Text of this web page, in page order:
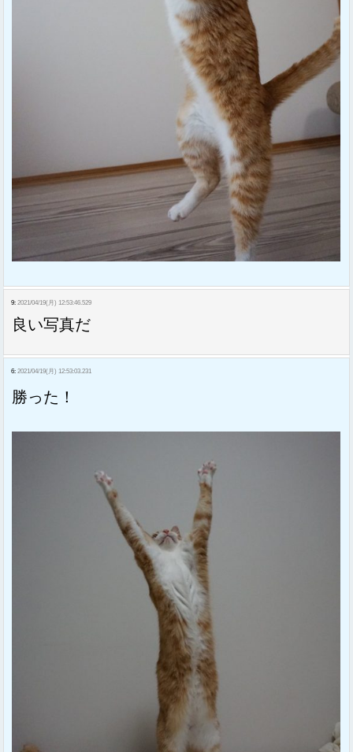
9: 2021/04/19(月) 12:53:46.529
良い写真だ
6: 2021/04/19(月) 12:53:03.231
勝った！